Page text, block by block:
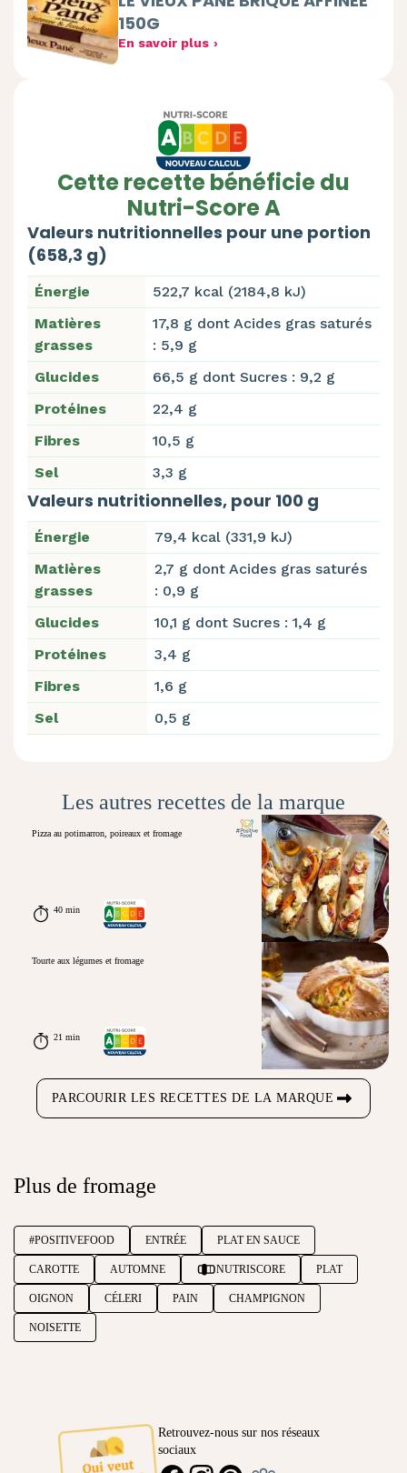
150G
En savoir plus
Cette recette bénéficie du
Nutri-Score A
Valeurs nutritionnelles pour une portion
(658,3 g)
Énergie
522,7 kcal (2184,8 kJ)
Matières
grasses
17,8 g dont Acides gras saturés
: 5,9 g
Glucides
66,5 g dont Sucres : 9,2 g
Protéines
22,4 g
Fibres
10,5 g
Sel
3,3 g
Valeurs nutritionnelles, pour 100 g
Énergie
79,4 kcal (331,9 kJ)
Matières
grasses
2,7 g dont Acides gras saturés
: 0,9 g
Glucides
10,1 g dont Sucres : 1,4 g
Protéines
3,4 g
Fibres
1,6 g
Sel
0,5 g
Les autres recettes de la marque
Pizza au potimarron, poireaux et fromage
40 min
Tourte aux légumes et fromage
21 min
PARCOURIR LES RECETTES DE LA MARQUE
Plus de fromage
#POSITIVEFOOD ENTRÉE PLAT EN SAUCE
CAROTTE AUTOMNE NUTRISCORE PLAT
OIGNON CÉLERI PAIN CHAMPIGNON
NOISETTE
Retrouvez-nous sur nos réseaux
sociaux
FACEBOOKINSTAGRAMPINTEREST